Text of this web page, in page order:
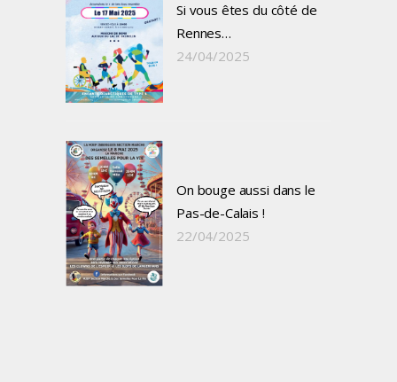
Si vous êtes du côté de
Rennes…
24/04/2025
On bouge aussi dans le
Pas-de-Calais !
22/04/2025